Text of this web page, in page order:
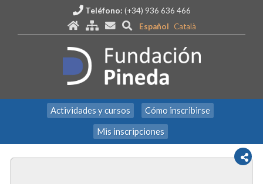
Teléfono: (+34) 936 636 466
Español
Català
Actividades y cursos
Cómo inscribirse
Mis inscripciones